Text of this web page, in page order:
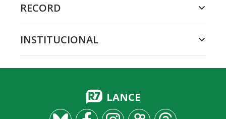
RECORD
INSTITUCIONAL
LANCE